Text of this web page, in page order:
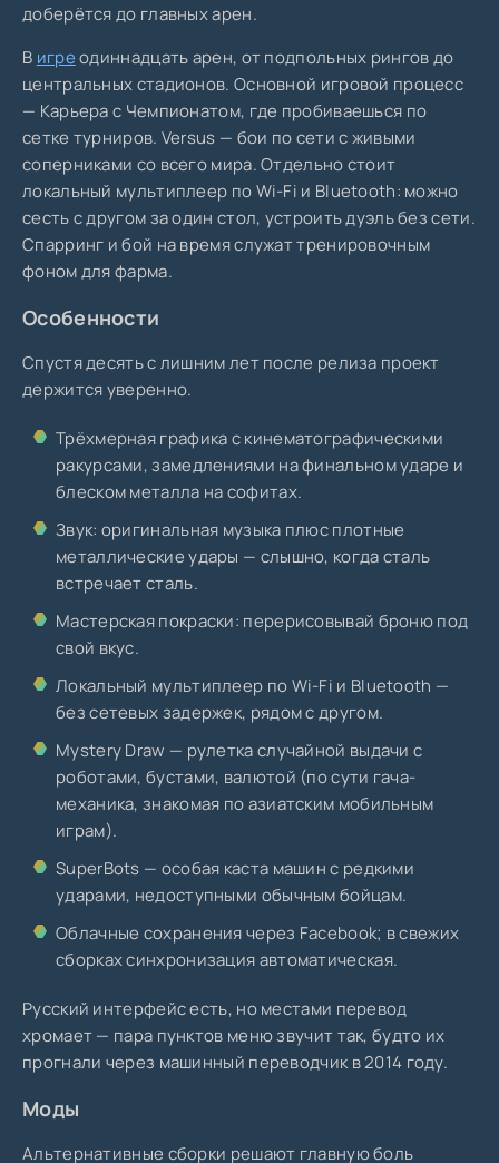
доберётся до главных арен.
В игреодиннадцать арен, от подпольных рингов до
центральных стадионов. Основной игровой процесс
— Карьера с Чемпионатом, где пробиваешься по
сетке турниров. Versus — бои по сети с живыми
соперниками со всего мира. Отдельно стоит
локальный мультиплеер по Wi-Fi и Bluetooth: можно
сесть с другом за один стол, устроить дуэль без сети.
Спарринг и бой на время служат тренировочным
фоном для фарма.
Особенности
Спустя десять с лишним лет после релиза проект
держится уверенно.
Трёхмерная графика с кинематографическими
ракурсами, замедлениями на финальном ударе и
блеском металла на софитах.
Звук: оригинальная музыка плюс плотные
металлические удары — слышно, когда сталь
встречает сталь.
Мастерская покраски: перерисовывай броню под
свой вкус.
Локальный мультиплеер по Wi-Fi и Bluetooth —
без сетевых задержек, рядом с другом.
Mystery Draw — рулетка случайной выдачи с
роботами, бустами, валютой (по сути гача-
механика, знакомая по азиатским мобильным
играм).
SuperBots — особая каста машин с редкими
ударами, недоступными обычным бойцам.
Облачные сохранения через Facebook; в свежих
сборках синхронизация автоматическая.
Русский интерфейс есть, но местами перевод
хромает — пара пунктов меню звучит так, будто их
прогнали через машинный переводчик в 2014 году.
Моды
Альтернативные сборки решают главную боль